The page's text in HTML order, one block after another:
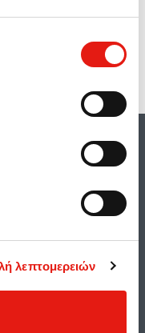
λεπτομερειών